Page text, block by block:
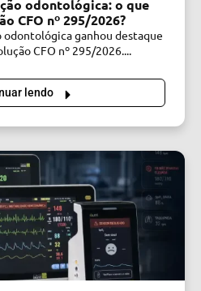
odontológica: o que
CFO nº 295/2026?
odontológica ganhou destaque
CFO nº 295/2026....
lendo